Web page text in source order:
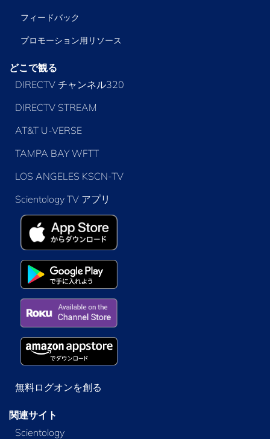
フィードバック
プロモーション用リソース
どこで観る
DIRECTV チャンネル320
DIRECTV STREAM
AT&T U-VERSE
TAMPA BAY WFTT
LOS ANGELES KSCN-TV
Scientology TV アプリ
無料ログオンを創る
関連サイト
Scientology